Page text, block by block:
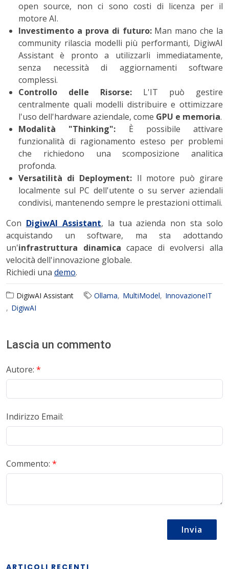
open source, non ci sono costi di licenza per il
motore AI.
Investimento a prova di futuro:Man mano che la
community rilascia modelli più performanti, DigiwAI
Assistant è pronto a utilizzarli immediatamente,
senza necessità di aggiornamenti software
complessi.
Controllo delle Risorse: L'IT può gestire
centralmente quali modelli distribuire e ottimizzare
l'uso dell'hardware aziendale, come GPU e memoria.
Modalità "Thinking": È possibile attivare
funzionalità di ragionamento esteso per problemi
che richiedono una scomposizione analitica
profonda.
Versatilità di Deployment: Il motore può girare
localmente sul PC dell'utente o su server aziendali
condivisi, mantenendo sempre le prestazioni ottimali.
Con DigiwAI Assistant, la tua azienda non sta solo
acquistando un software, ma sta adottando
un'infrastruttura dinamica capace di evolversi alla
velocità dell'innovazione globale.
Richiedi una demo.
DigiwAI Assistant Ollama MultiModel
InnovazioneIT
DigiwAI
Lascia un commento
Autore: *
Indirizzo Email:
Commento: *
Invia
ARTICOLI RECENTI